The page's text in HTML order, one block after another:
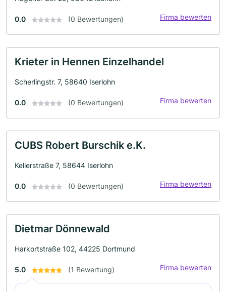
0.0 (0 Bewertungen) Firma bewerten
Krieter in Hennen Einzelhandel
Scherlingstr. 7, 58640 Iserlohn
0.0 (0 Bewertungen) Firma bewerten
CUBS Robert Burschik e.K.
Kellerstraße 7, 58644 Iserlohn
0.0 (0 Bewertungen) Firma bewerten
Dietmar Dönnewald
Harkortstraße 102, 44225 Dortmund
5.0 (1 Bewertung) Firma bewerten